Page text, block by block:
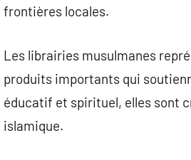
frontières locales.
Les librairies musulmanes
produits importants qui
éducatif et spirituel, elles sont
islamique.